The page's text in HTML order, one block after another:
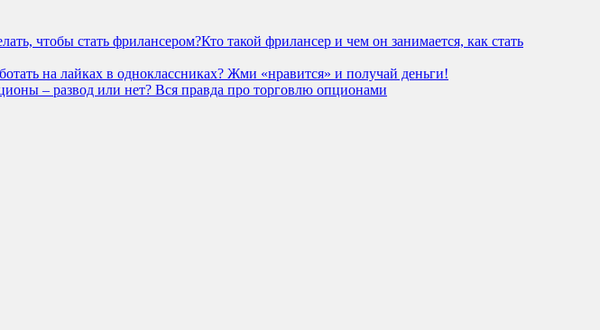
Кто такой фрилансер и чем он занимается, как стать
на лайках в одноклассниках? Жми «нравится» и получай деньги!
– развод или нет? Вся правда про торговлю опционами